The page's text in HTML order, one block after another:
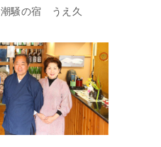
潮騒の宿 うえ久